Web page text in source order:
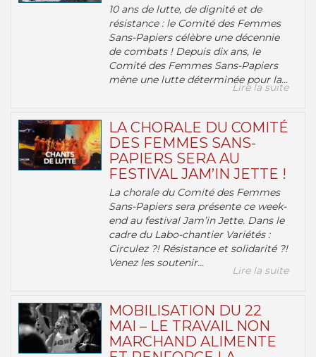
10 ans de lutte, de dignité et de
résistance : le Comité des Femmes
Sans-Papiers célèbre une décennie
de combats ! Depuis dix ans, le
Comité des Femmes Sans-Papiers
mène une lutte déterminée pour la...
Lire la suite
LA CHORALE DU COMITÉ
DES FEMMES SANS-
PAPIERS SERA AU
FESTIVAL JAM’IN JETTE !
La chorale du Comité des Femmes
Sans-Papiers sera présente ce week-
end au festival Jam’in Jette. Dans le
cadre du Labo-chantier Variétés :
Circulez ?! Résistance et solidarité ?!
Venez les soutenir...
Lire la suite
MOBILISATION DU 22
MAI – LE TRAVAIL NON
MARCHAND ALIMENTE